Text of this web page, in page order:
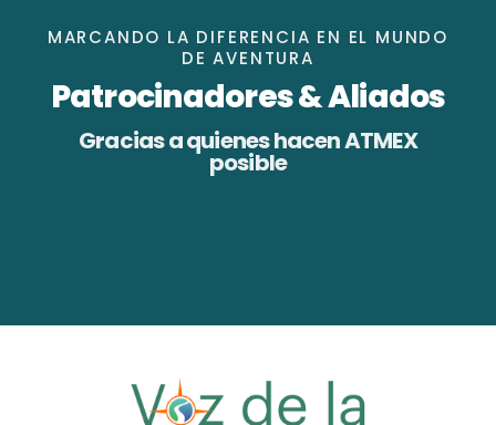
MARCANDO LA DIFERENCIA EN EL MUNDO
DE AVENTURA
Patrocinadores & Aliados
Gracias a quienes hacen ATMEX
posible